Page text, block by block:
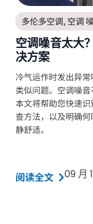
多伦多空调, 空调
空调噪音太大
决方案
冷气运作时发出异
类似问题。空调噪音
本文将帮助您快速
查方法，以及明确
静舒适。
阅读全文 09 月